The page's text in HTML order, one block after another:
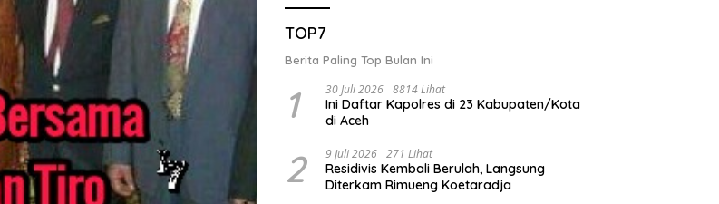
TOP7
Berita Paling Top Bulan Ini
1 30 Juli 2026 8814 Lihat
Ini Daftar Kapolres di 23 Kabupaten/Kota
di Aceh
2 9 Juli 2026 271 Lihat
Residivis Kembali Berulah, Langsung
Diterkam Rimueng Koetaradja